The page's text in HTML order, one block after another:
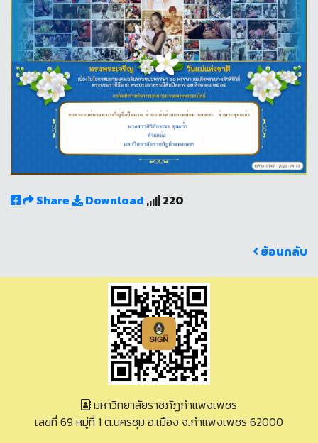
Share Download 220
ย้อนกลับ
มหาวิทยาลัยราชภัฏกำแพงเพชร
เลขที่ 69 หมู่ที่ 1 ต.นครชุม อ.เมือง จ.กำแพงเพชร 62000